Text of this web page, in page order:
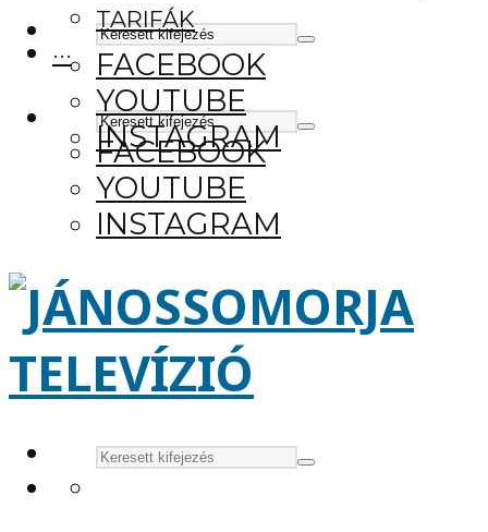
FACEBOOK
YOUTUBE
INSTAGRAM
TARIFÁK
···
FACEBOOK
YOUTUBE
INSTAGRAM